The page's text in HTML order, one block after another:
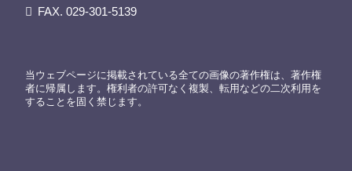
FAX. 029-301-5139
当ウェブページに掲載されている全ての画像の著作権は、著作権
者に帰属します。権利者の許可なく複製、転用などの二次利用を
することを固く禁じます。